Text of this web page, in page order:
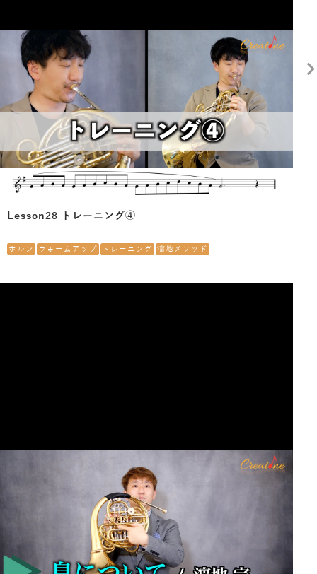
Lesson28 トレーニング④
ホルン ウォームアップ トレーニング 濵地メソッド